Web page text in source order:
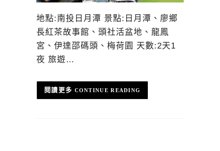
地點:南投日月潭 景點:日月潭、廖鄉
長紅茶故事館、頭社活盆地、龍鳳
宮、伊達邵碼頭、梅荷園 天數:2天1
夜 旅遊…
CONTINUE READING